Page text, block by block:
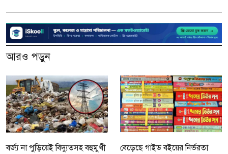
আরও পড়ুন
বর্জ্য না পুড়িয়েই বিদ্যুত্সহ বহুমুখী
বেড়েছে গাইড বইয়ের নির্ভরতা